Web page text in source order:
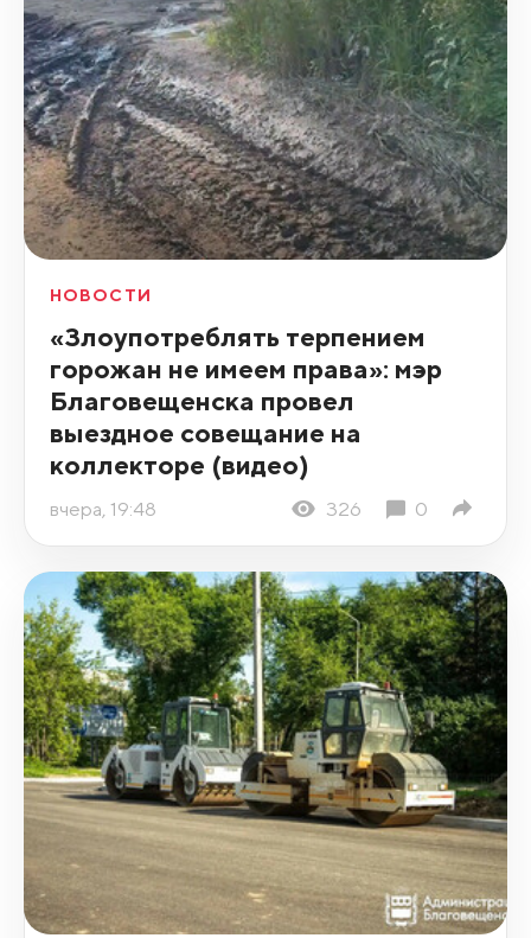
НОВОСТИ
«Злоупотреблять терпением
горожан не имеем права»: мэр
Благовещенска провел
выездное совещание на
коллекторе (видео)
вчера, 19:48 326 0